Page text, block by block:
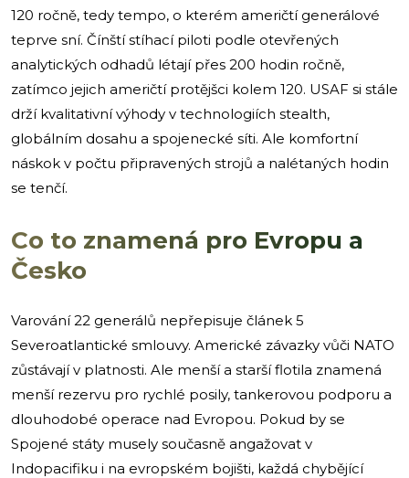
120 ročně, tedy tempo, o kterém američtí generálové
teprve sní. Čínští stíhací piloti podle otevřených
analytických odhadů létají přes 200 hodin ročně,
zatímco jejich američtí protějšci kolem 120. USAF si stále
drží kvalitativní výhody v technologiích stealth,
globálním dosahu a spojenecké síti. Ale komfortní
náskok v počtu připravených strojů a nalétaných hodin
se tenčí.
Co to znamená pro Evropu a
Česko
Varování 22 generálů nepřepisuje článek 5
Severoatlantické smlouvy. Americké závazky vůči NATO
zůstávají v platnosti. Ale menší a starší flotila znamená
menší rezervu pro rychlé posily, tankerovou podporu a
dlouhodobé operace nad Evropou. Pokud by se
Spojené státy musely současně angažovat v
Indopacifiku i na evropském bojišti, každá chybějící